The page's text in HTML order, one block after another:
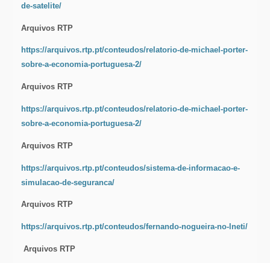
de-satelite/
Arquivos RTP
https://arquivos.rtp.pt/conteudos/relatorio-de-michael-porter-
sobre-a-economia-portuguesa-2/
Arquivos RTP
https://arquivos.rtp.pt/conteudos/relatorio-de-michael-porter-
sobre-a-economia-portuguesa-2/
Arquivos RTP
https://arquivos.rtp.pt/conteudos/sistema-de-informacao-e-
simulacao-de-seguranca/
Arquivos RTP
https://arquivos.rtp.pt/conteudos/fernando-nogueira-no-lneti/
Arquivos RTP